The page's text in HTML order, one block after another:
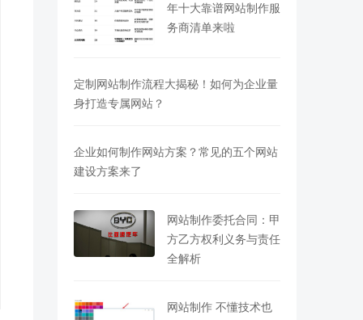
年十大靠谱网站制作服
务商清单来啦
定制网站制作流程大揭秘！如何为企业量
身打造专属网站？
企业如何制作网站方案？常见的五个网站
建设方案来了
网站制作委托合同：甲
方乙方权利义务与责任
全解析
网站制作 不懂技术也